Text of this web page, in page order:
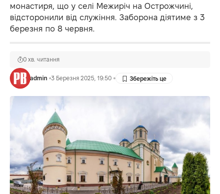
монастиря, що у селі Межиріч на Острожчині,
відсторонили від служіння. Заборона діятиме з 3
березня по 8 червня.
admin 3 Березня 2025, 19:50
0 хв. читання